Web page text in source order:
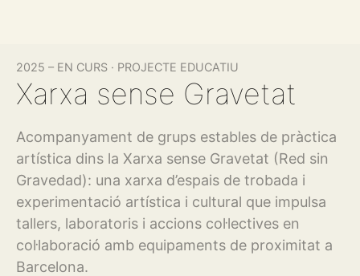
2025 – EN CURS· PROJECTE EDUCATIU
Xarxa sense Gravetat
Acompanyament de grups estables de pràctica
artística dins la Xarxa sense Gravetat (Red sin
Gravedad): una xarxa d’espais de trobada i
experimentació artística i cultural que impulsa
tallers, laboratoris i accions col·lectives en
col·laboració amb equipaments de proximitat a
Barcelona.